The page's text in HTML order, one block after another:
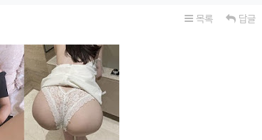
목록 답글